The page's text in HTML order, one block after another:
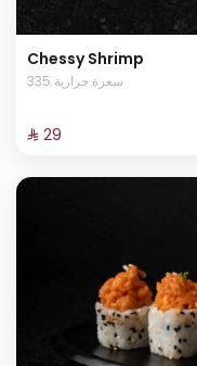
Chessy Shrimp
335 سعرة حرارية
⁨⁦‪‬ 29⁩